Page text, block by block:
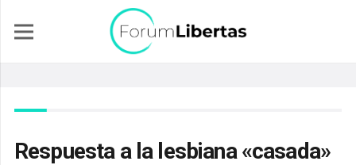
Respuesta a la lesbiana «casada»